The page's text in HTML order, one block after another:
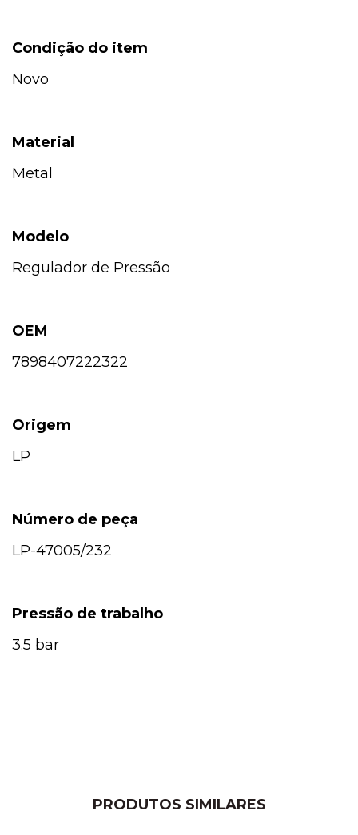
Condição do item
Novo
Material
Metal
Modelo
Regulador de Pressão
OEM
7898407222322
Origem
LP
Número de peça
LP-47005/232
Pressão de trabalho
3.5 bar
PRODUTOS SIMILARES